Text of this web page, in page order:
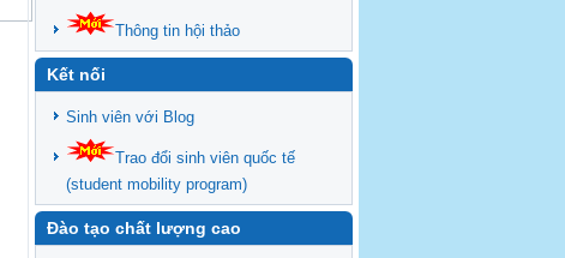
Thông tin hội thảo
Kết nối
Sinh viên với Blog
Trao đổi sinh viên quốc tế
(student mobility program)
Đào tạo chất lượng cao